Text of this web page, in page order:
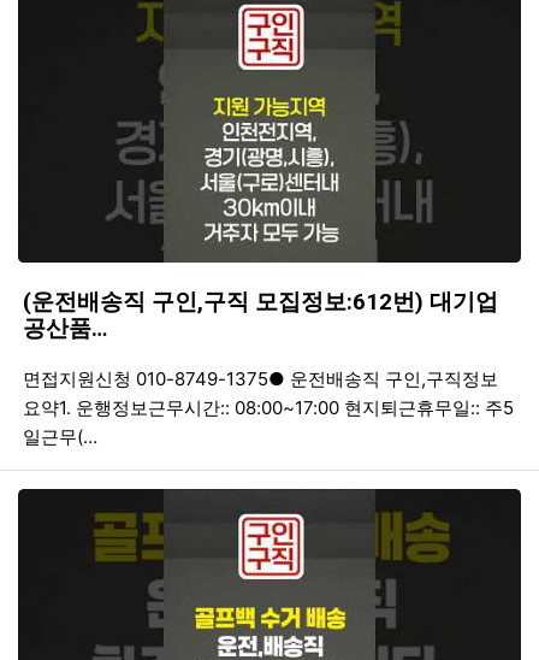
(운전배송직 구인,구직 모집정보:612번) 대기업
공산품…
등록일
조회
면접지원신청 010-8749-1375● 운전배송직 구인,구직정보
요약1. 운행정보근무시간:: 08:00~17:00 현지퇴근휴무일:: 주5
일근무(…